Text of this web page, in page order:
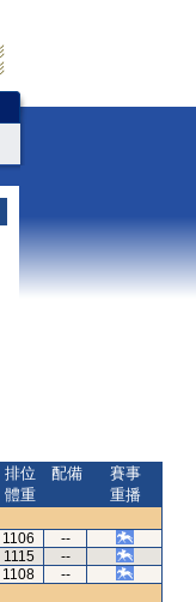
排位
體重
配備
賽事
重播
1106
--
1115
--
1108
--